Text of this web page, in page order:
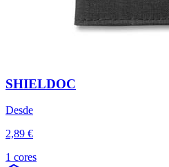
SHIELDOC
Desde
2,89 €
1 cores